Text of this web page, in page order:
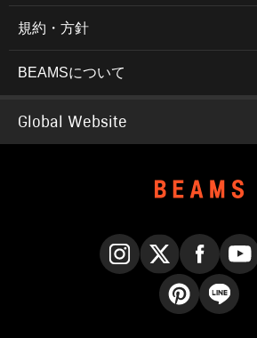
規約・方針
BEAMSについて
Global Website